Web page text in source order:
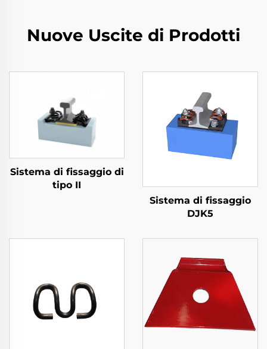
Nuove Uscite di Prodotti
Sistema di fissaggio di
tipo II
Sistema di fissaggio
DJK5